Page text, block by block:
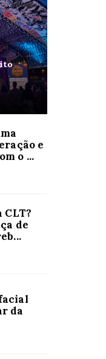
e
o ...
de
da